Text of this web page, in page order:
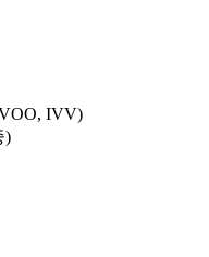
IVV)
)